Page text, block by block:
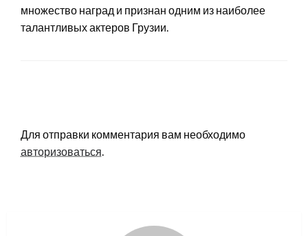
множество наград и признан одним из наиболее
талантливых актеров Грузии.
Для отправки комментария вам необходимо
авторизоваться.